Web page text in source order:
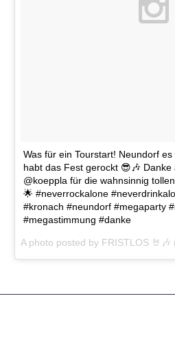
Was für ein Tourstart! Neundorf
habt das Fest gerockt 😎🎶
@koeppla für die wahnsinnig
🌟 #neverrockalone
#kronach #neundorf #megaparty
#megastimmung #danke
A photo posted by FRISTLOS